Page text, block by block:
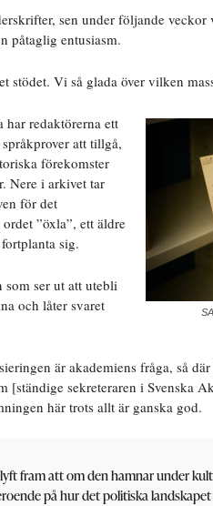
sen under följande veckor
påtaglig entusiasm.
stödet. Vi så glada över vilken
har redaktörerna ett
att tillgå,
förekomster
Nere i arkivet tar
för det
”öxla”, ett äldre
sig.
ser ut att utebli
och låter svaret
är akademiens fråga, så
[ständige sekreteraren i Svenska
här trots allt är ganska god.
fram att om den hamnar under
på hur det politiska